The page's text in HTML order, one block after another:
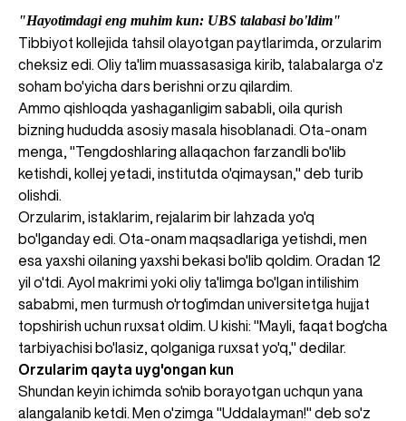
"Hayotimdagi eng muhim kun: UBS talabasi bo'ldim"
Tibbiyot kollejida tahsil olayotgan paytlarimda, orzularim
cheksiz edi. Oliy ta'lim muassasasiga kirib, talabalarga o'z
soham bo'yicha dars berishni orzu qilardim.
Ammo qishloqda yashaganligim sababli, oila qurish
bizning hududda asosiy masala hisoblanadi. Ota-onam
menga, "Tengdoshlaring allaqachon farzandli bo'lib
ketishdi, kollej yetadi, institutda o'qimaysan," deb turib
olishdi.
Orzularim, istaklarim, rejalarim bir lahzada yo'q
bo'lganday edi. Ota-onam maqsadlariga yetishdi, men
esa yaxshi oilaning yaxshi bekasi bo'lib qoldim. Oradan 12
yil o'tdi. Ayol makrimi yoki oliy ta'limga bo'lgan intilishim
sababmi, men turmush o'rtog'imdan universitetga hujjat
topshirish uchun ruxsat oldim. U kishi: "Mayli, faqat bog'cha
tarbiyachisi bo'lasiz, qolganiga ruxsat yo'q," dedilar.
Orzularim qayta uyg'ongan kun
Shundan keyin ichimda so'nib borayotgan uchqun yana
alangalanib ketdi. Men o'zimga "Uddalayman!" deb so'z